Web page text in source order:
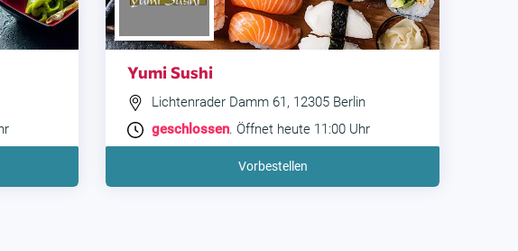
Yumi Sushi
Lichtenrader Damm 61, 12305 Berlin
geschlossen. Öffnet heute 11:00 Uhr
Vorbestellen